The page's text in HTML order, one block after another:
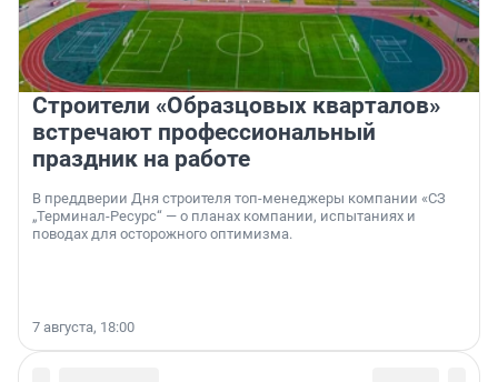
Строители «Образцовых кварталов»
встречают профессиональный
праздник на работе
В преддверии Дня строителя топ-менеджеры компании «СЗ
„Терминал-Ресурс“ — о планах компании, испытаниях и
поводах для осторожного оптимизма.
7 августа, 18:00